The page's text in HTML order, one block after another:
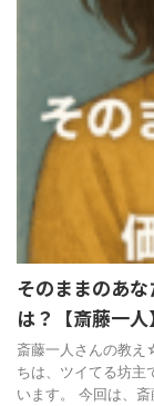
そのままのあ
は？【斎藤一人】
斎藤一人さんの教
ちは、ツイてる坊主
います。 今回は、